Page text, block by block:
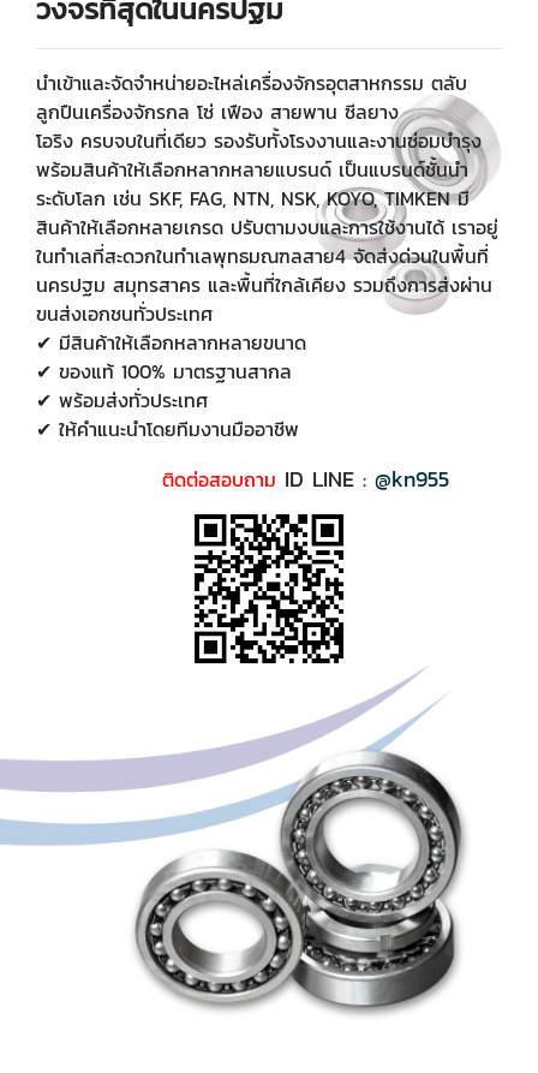
วงจรที่สุดในนครปฐม
นำเข้าและจัดจำหน่ายอะไหล่เครื่องจักรอุตสาหกรรม ตลับ
ลูกปืนเครื่องจักรกล โซ่ เฟือง สายพาน ซีลยาง
โอริง ครบจบในที่เดียว รองรับทั้งโรงงานและงานซ่อมบำรุง
พร้อมสินค้าให้เลือกหลากหลายแบรนด์ เป็นแบรนด์ชั้นนำ
ระดับโลก เช่น SKF, FAG, NTN, NSK, KOYO, TIMKEN มี
สินค้าให้เลือกหลายเกรด ปรับตามงบและการใช้งานได้ เราอยู่
ในทำเลที่สะดวกในทำเลพุทธมณฑลสาย4 จัดส่งด่วนในพื้นที่
นครปฐม สมุทรสาคร และพื้นที่ใกล้เคียง รวมถึงการส่งผ่าน
ขนส่งเอกชนทั่วประเทศ
✔ มีสินค้าให้เลือกหลากหลายขนาด
✔ ของแท้ 100% มาตรฐานสากล
✔ พร้อมส่งทั่วประเทศ
✔ ให้คำแนะนำโดยทีมงานมืออาชีพ
ติดต่อสอบถาม ID LINE : @kn955